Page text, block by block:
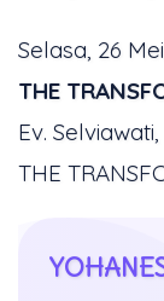
Selasa, 26
THE
Ev.
THE